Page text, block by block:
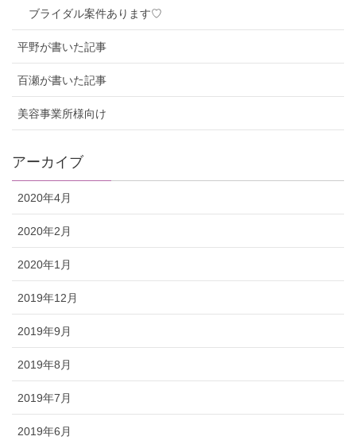
ブライダル案件あります♡
平野が書いた記事
百瀬が書いた記事
美容事業所様向け
アーカイブ
2020年4月
2020年2月
2020年1月
2019年12月
2019年9月
2019年8月
2019年7月
2019年6月